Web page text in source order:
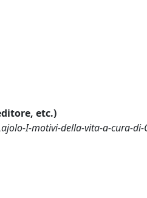
etc.)
I-motivi-della-vita-a-cura-di-